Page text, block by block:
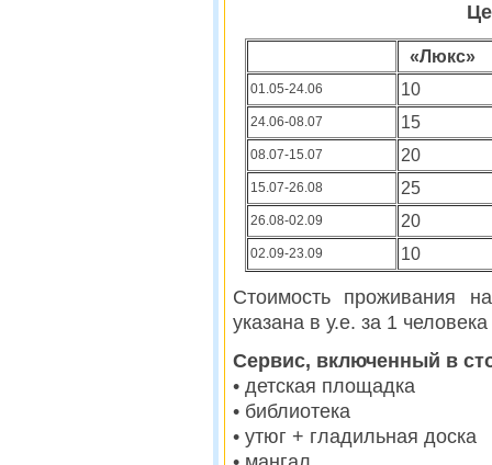
«Люкс»
01.05-24.06 10
24.06-08.07 15
08.07-15.07 20
15.07-26.08 25
26.08-02.09 20
02.09-23.09 10
Стоимость проживания
указана в у.е. за 1
Сервис, включенный в
• детская площадка
• библиотека
• утюг + гладильная доска